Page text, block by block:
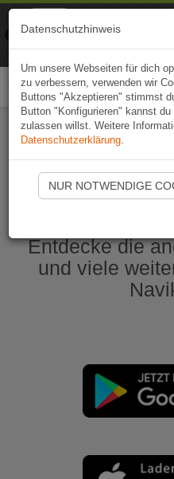
Naviki
Entdecke die
und viele
Datenschutzhinweis
Um unsere Webseiten für dich
zu verbessern, verwenden wir
Buttons "Akzeptieren" stimmst
Button "Konfigurieren" kannst
zulassen willst. Weitere
Datenschutzerklärung.
NUR NOTWENDIGE
Naviki